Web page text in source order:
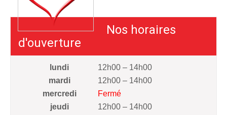
Nos horaires
d'ouverture
lundi
12h00 – 14h00
mardi
12h00 – 14h00
mercredi
Fermé
jeudi
12h00 – 14h00